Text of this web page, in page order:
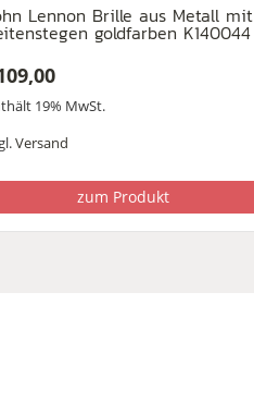
Lennon Brille aus Metall mit
goldfarben K140044
19% MwSt.
Versand
zum Produkt